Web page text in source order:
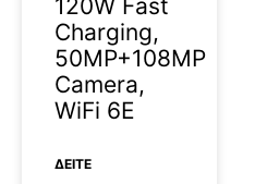
120W Fast
Charging,
50MP+108MP
Camera,
WiFi 6E
ΔΕΊΤΕ